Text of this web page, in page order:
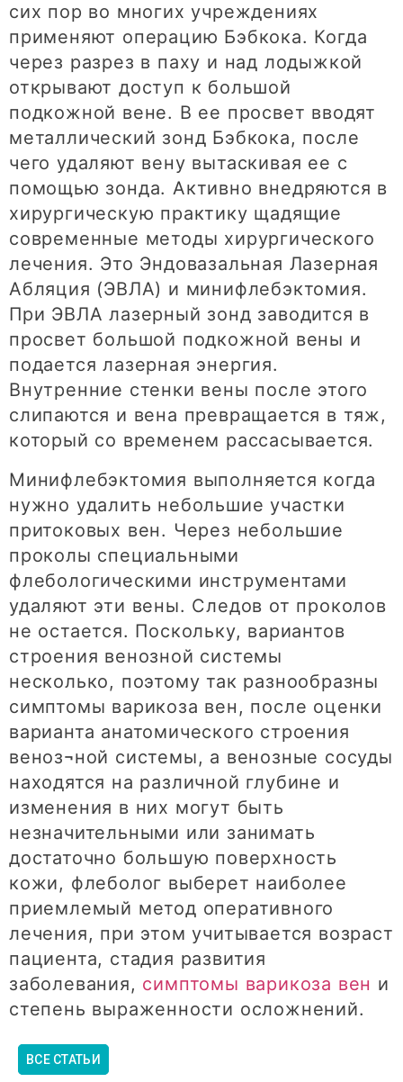
сих пор во многих учреждениях
применяют операцию Бэбкока. Когда
через разрез в паху и над лодыжкой
открывают доступ к большой
подкожной вене. В ее просвет вводят
металлический зонд Бэбкока, после
чего удаляют вену вытаскивая ее с
помощью зонда. Активно внедряются в
хирургическую практику щадящие
современные методы хирургического
лечения. Это Эндовазальная Лазерная
Абляция (ЭВЛА) и минифлебэктомия.
При ЭВЛА лазерный зонд заводится в
просвет большой подкожной вены и
подается лазерная энергия.
Внутренние стенки вены после этого
слипаются и вена превращается в тяж,
который со временем рассасывается.
Минифлебэктомия выполняется когда
нужно удалить небольшие участки
притоковых вен. Через небольшие
проколы специальными
флебологическими инструментами
удаляют эти вены. Следов от проколов
не остается. Поскольку, вариантов
строения венозной системы
несколько, поэтому так разнообразны
симптомы варикоза вен, после оценки
варианта анатомического строения
веноз¬ной системы, а венозные сосуды
находятся на различной глубине и
изменения в них могут быть
незначительными или занимать
достаточно большую поверхность
кожи, флеболог выберет наиболее
приемлемый метод оперативного
лечения, при этом учитывается возраст
пациента, стадия развития
заболевания, симптомы варикоза вен и
степень выраженности осложнений.
ВСЕ СТАТЬИ